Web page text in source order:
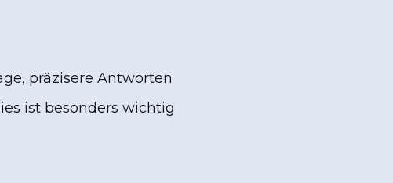
präzisere Antworten
ist besonders wichtig